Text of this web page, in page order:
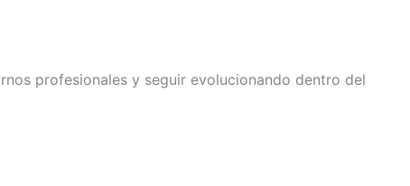
profesionales y seguir evolucionando dentro del